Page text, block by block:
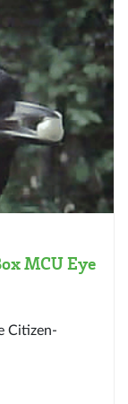
MCU Eye
Citizen-